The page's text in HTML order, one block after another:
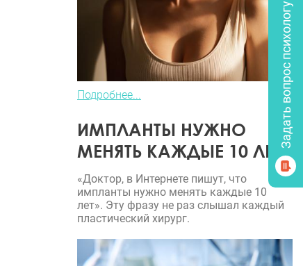
Подробнее...
ИМПЛАНТЫ НУЖНО
МЕНЯТЬ КАЖДЫЕ 10 ЛЕТ?
«Доктор, в Интернете пишут, что
импланты нужно менять каждые 10
лет». Эту фразу не раз слышал каждый
пластический хирург.
Задать вопрос психологу